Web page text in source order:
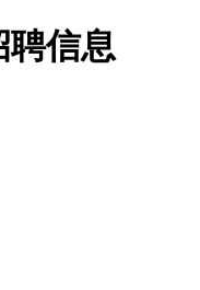
聘信息